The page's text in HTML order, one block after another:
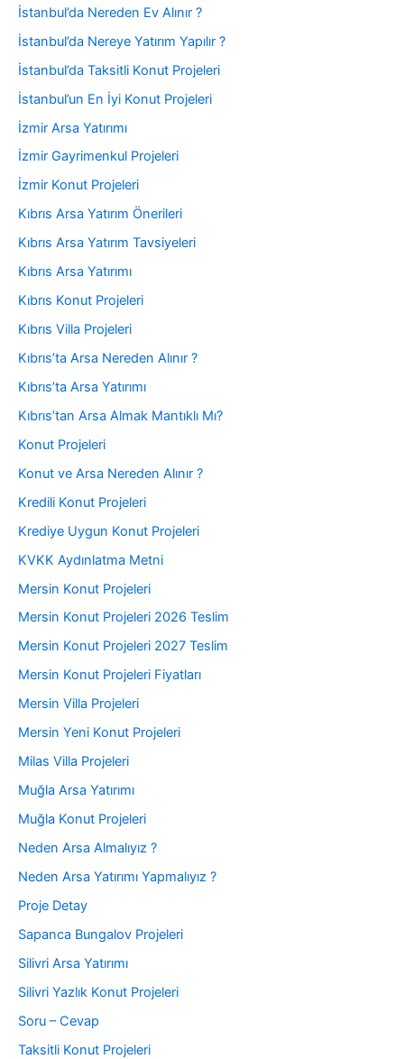
İstanbul’da Nereden Ev Alınır ?
İstanbul’da Nereye Yatırım Yapılır ?
İstanbul’da Taksitli Konut Projeleri
İstanbul’un En İyi Konut Projeleri
İzmir Arsa Yatırımı
İzmir Gayrimenkul Projeleri
İzmir Konut Projeleri
Kıbrıs Arsa Yatırım Önerileri
Kıbrıs Arsa Yatırım Tavsiyeleri
Kıbrıs Arsa Yatırımı
Kıbrıs Konut Projeleri
Kıbrıs Villa Projeleri
Kıbrıs’ta Arsa Nereden Alınır ?
Kıbrıs’ta Arsa Yatırımı
Kıbrıs’tan Arsa Almak Mantıklı Mı?
Konut Projeleri
Konut ve Arsa Nereden Alınır ?
Kredili Konut Projeleri
Krediye Uygun Konut Projeleri
KVKK Aydınlatma Metni
Mersin Konut Projeleri
Mersin Konut Projeleri 2026 Teslim
Mersin Konut Projeleri 2027 Teslim
Mersin Konut Projeleri Fiyatları
Mersin Villa Projeleri
Mersin Yeni Konut Projeleri
Milas Villa Projeleri
Muğla Arsa Yatırımı
Muğla Konut Projeleri
Neden Arsa Almalıyız ?
Neden Arsa Yatırımı Yapmalıyız ?
Proje Detay
Sapanca Bungalov Projeleri
Silivri Arsa Yatırımı
Silivri Yazlık Konut Projeleri
Soru – Cevap
Taksitli Konut Projeleri